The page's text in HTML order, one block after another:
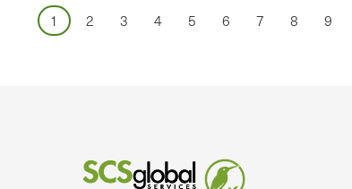
Paginering
Sidan
1 Sidan
2 Sidan
3 Sidan
4 Sidan
5 Sidan
6 Sidan
7 Sidan
8 Sidan
9